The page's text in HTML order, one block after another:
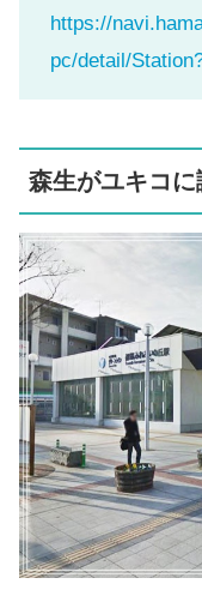
https://
pc/detail/
森生がユキコ